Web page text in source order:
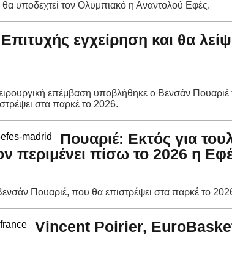
υποδεχτεί τον Ολυμπιακό η Αναντολού Εφές.
εγχείρηση και θα
επέμβαση υποβλήθηκε ο Βενσάν Πουαριέ
στα παρκέ το 2026.
Πουαριέ: Εκτός για
περιμένει πίσω το 2026 η
Πουαριέ, που θα επιστρέψει στα παρκέ το
Vincent Poirier,